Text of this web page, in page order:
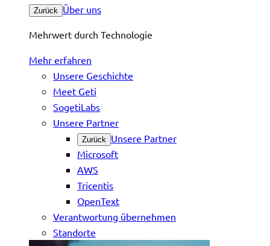
Zurück Über uns
Mehrwert durch Technologie
Mehr erfahren
Unsere Geschichte
Meet Geti
SogetiLabs
Unsere Partner
Zurück Unsere Partner
Microsoft
AWS
Tricentis
OpenText
Verantwortung übernehmen
Standorte